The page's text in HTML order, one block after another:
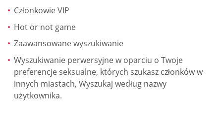
Członkowie VIP
Hot or not game
Zaawansowane wyszukiwanie
Wyszukiwanie perwersyjne w oparciu o Twoje
preferencje seksualne, których szukasz członków w
innych miastach, Wyszukaj według nazwy
użytkownika.